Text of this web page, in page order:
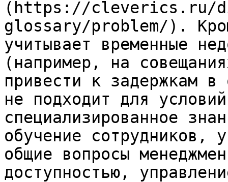
(https://cleverics.ru/
glossary/problem/).
учитывает временные
(например, на
привести к задержкам
не подходит для
специализированное
обучение сотрудников,
общие вопросы
доступностью,